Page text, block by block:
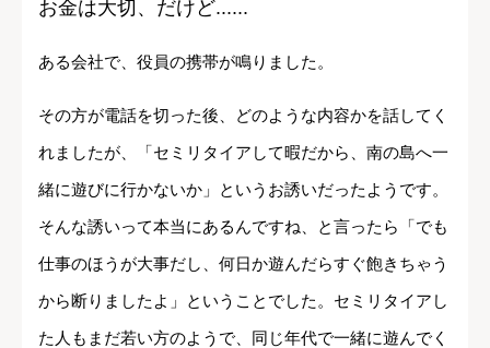
お金は大切、だけど......
ある会社で、役員の携帯が鳴りました。
その方が電話を切った後、どのような内容かを話してく
れましたが、「セミリタイアして暇だから、南の島へ一
緒に遊びに行かないか」というお誘いだったようです。
そんな誘いって本当にあるんですね、と言ったら「でも
仕事のほうが大事だし、何日か遊んだらすぐ飽きちゃう
から断りましたよ」ということでした。セミリタイアし
た人もまだ若い方のようで、同じ年代で一緒に遊んでく